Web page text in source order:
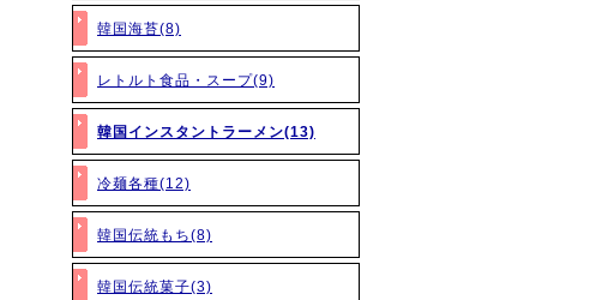
韓国海苔(8)
レトルト食品・スープ(9)
韓国インスタントラーメン(13)
冷麺各種(12)
韓国伝統もち(8)
韓国伝統菓子(3)